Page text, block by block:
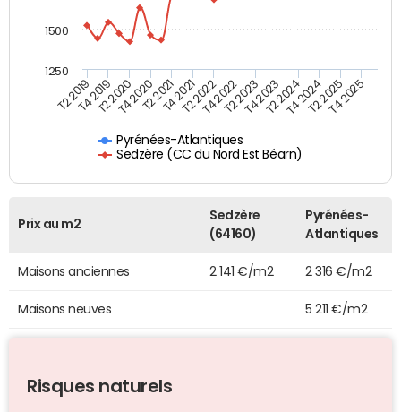
Pyrénées-Atlantiques
Sedzère (CC du Nord Est Béarn)
T2 2019T4 2019T2 2020T4 2020T2 2021T4 2021T2 2022T4 2022T2 2023T4 2023T2 2024T4 2024T2 2025T4 2025
1250
1500
Prix au m2
Sedzère
(64160)
Pyrénées-
Atlantiques
Maisons anciennes 2 141 €/m2 2 316 €/m2
Maisons neuves 5 211 €/m2
Risques naturels